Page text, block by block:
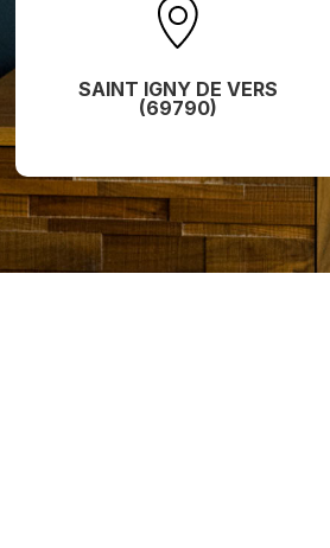
SAINT IGNY DE VERS
(69790)